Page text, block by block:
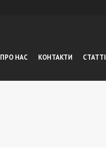
ПРО НАС КОНТАКТИ СТАТТІ